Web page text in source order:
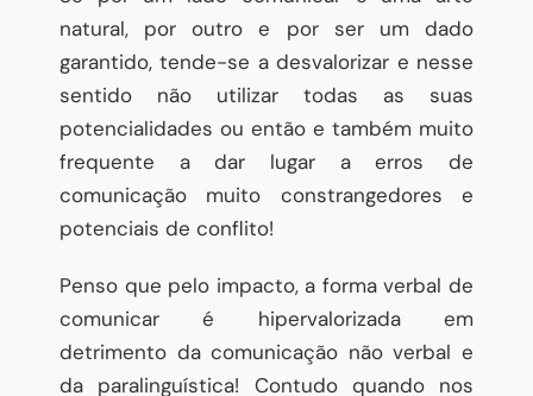
natural, por outro e por ser um dado
garantido, tende-se a desvalorizar e nesse
sentido não utilizar todas as suas
potencialidades ou então e também muito
frequente a dar lugar a erros de
comunicação muito constrangedores e
potenciais de conflito!
Penso que pelo impacto, a forma verbal de
comunicar é hipervalorizada em
detrimento da comunicação não verbal e
da paralinguística! Contudo quando nos